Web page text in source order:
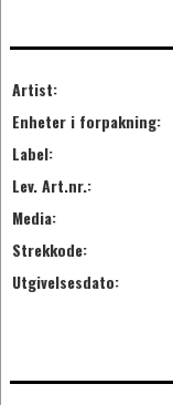
Artist:
Enheter i forpakning:
Label:
Lev. Art.nr.:
Media:
Strekkode:
Utgivelsesdato: